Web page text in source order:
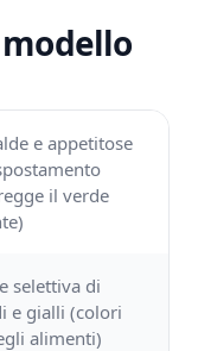
e appetitose
il verde
selettiva di
e gialli (colori
alimenti)